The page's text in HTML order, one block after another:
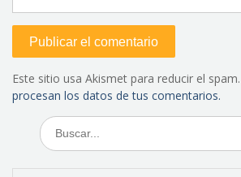
Este sitio usa Akismet para reducir el spam.
procesan los datos de tus comentarios.
Buscar: